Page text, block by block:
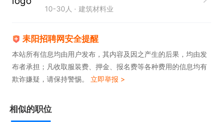
4. 具备较强的责任心和团队协作精神，能够适应一定
5. 熟悉机械制图标准，能准确理解技术图纸内容。
6. 具备良好的沟通能力，能够与设计、生产等部门有
效配合。
10-30人 建筑材料业
耒阳招聘网安全提醒
本站所有信息均由用户发布，其内容及因之产生的后果，均由发
布者承担；凡收取服装费、押金、报名费等各种费用的信息均有
欺诈嫌疑，请保持警惕。 立即举报 >
相似的职位